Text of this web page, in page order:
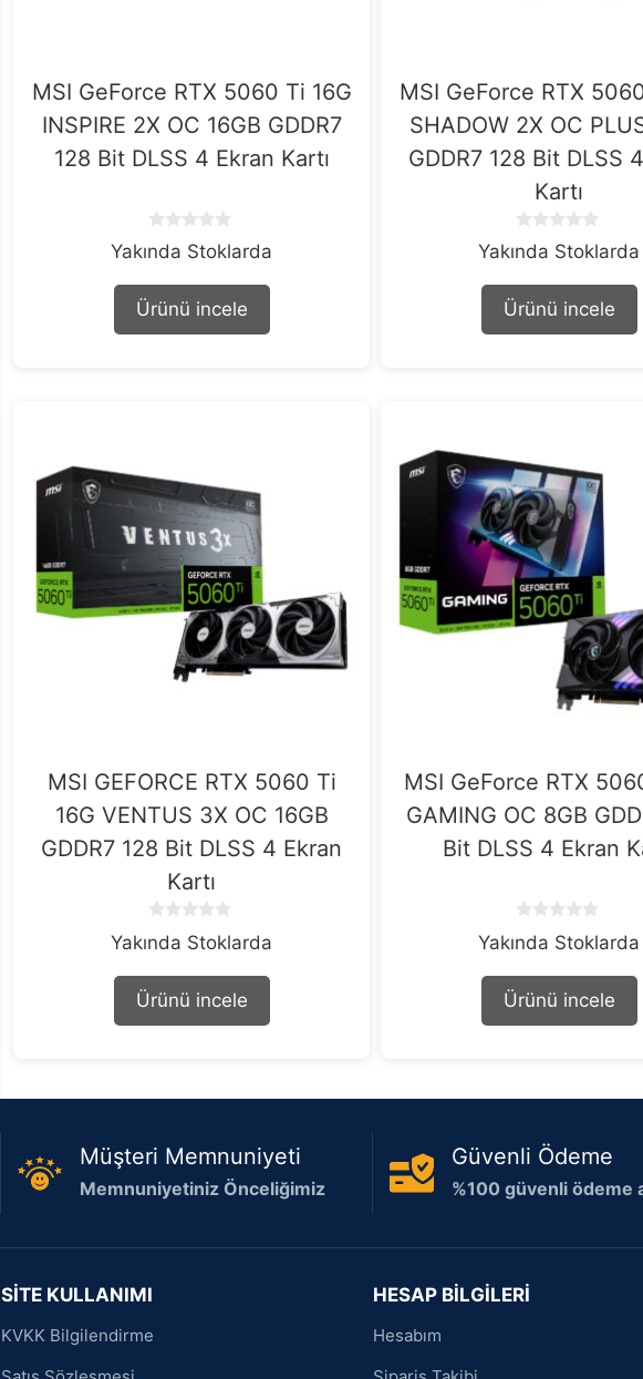
MSI GeForce RTX 5060 Ti 16G
INSPIRE 2X OC 16GB GDDR7
128 Bit DLSS 4 Ekran Kartı
o
t
o
f
Yakında Stoklarda
Ürünü incele
MSI GeForce RTX
SHADOW 2X OC
GDDR7 128 Bit DLSS
Kartı
o
o
f
Yakında Stoklarda
Ürünü incele
MSI GEFORCE RTX 5060 Ti
16G VENTUS 3X OC 16GB
GDDR7 128 Bit DLSS 4 Ekran
Kartı
o
t
o
f
Yakında Stoklarda
Ürünü incele
MSI GeForce RTX
GAMING OC 8GB
Bit DLSS 4 Ekran
o
o
f
Yakında Stoklarda
Ürünü incele
Müşteri Memnuniyeti
Memnuniyetiniz Önceliğimiz
Güvenli Ödeme
%100 güvenli ödeme
SİTE KULLANIMI
KVKK Bilgilendirme
HESAP BİLGİLERİ
Hesabım